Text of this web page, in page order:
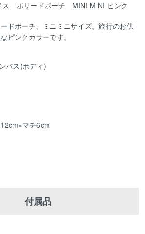
ス ボリードポーチ MINI MINI ピンク
ドポーチ、ミニミニサイズ。旅行のお供
ピンクカラーです。
バス(ボディ)
マチ6cm
付属品